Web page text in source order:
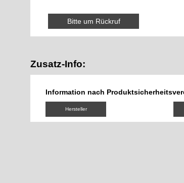
Bitte um Rückruf
Zusatz-Info:
Information nach
Hersteller